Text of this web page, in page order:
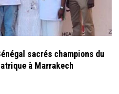
sacrés champions du
à Marrakech